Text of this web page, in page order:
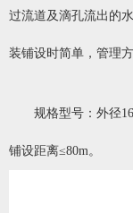
过流道及滴孔流出的
装铺设时简单，管理方
规格型号：外径
铺设距离≤80m。